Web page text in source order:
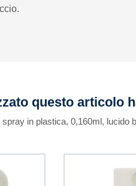
questo articolo
in plastica, 0,160ml, lucido